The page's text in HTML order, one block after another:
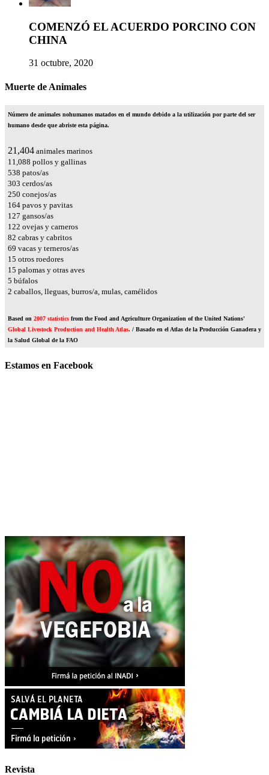
COMENZÓ EL ACUERDO PORCINO CON
CHINA
31 octubre, 2020
Muerte de Animales
Número de animales nohumanos matados en el mundo debido a la utilización por parte del ser
humano desde que abriste esta página.
25,685 animales marinos
13,306 pollos y gallinas
646 patos/as
364 cerdos/as
300 conejos/as
197 pavos y pavitas
152 gansos/as
147 ovejas y carneros
98 cabras y cabritos
83 vacas y terneros/as
19 otros roedores
18 palomas y otras aves
7 búfalos
3 caballos, lleguas, burros/a, mulas, camélidos
Based on 2007 statistics from the Food and Agriculture Organization of the United Nations'
Global Livestock Production and Health Atlas. / Basado en el Atlas de la Producción Ganadera y
la Salud Global de la FAO
Estamos en Facebook
Revista